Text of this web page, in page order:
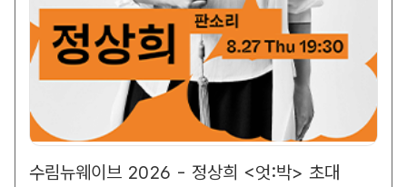
수림뉴웨이브 2026 - 정상희 <엇:박> 초대